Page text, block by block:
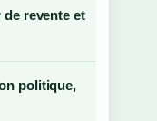
revente et
politique,